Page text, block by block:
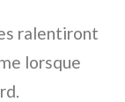
ralentiront
lorsque